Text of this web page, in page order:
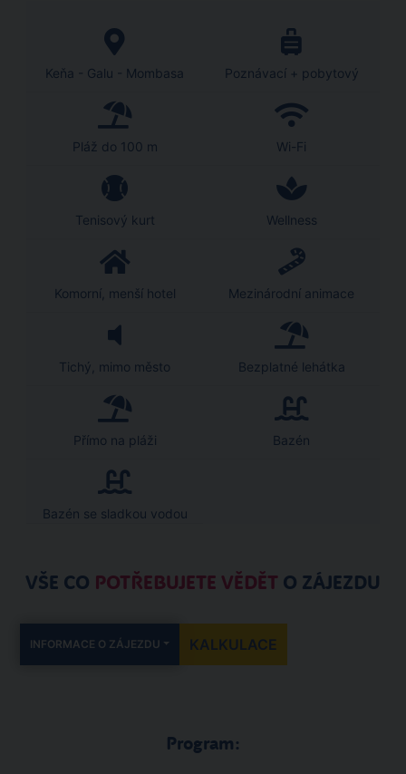
Keňa - Galu - Mombasa Poznávací + pobytový
Pláž do 100 m Wi-Fi
Tenisový kurt Wellness
Komorní, menší hotel Mezinárodní animace
Tichý, mimo město Bezplatné lehátka
Přímo na pláži Bazén
Bazén se sladkou vodou
VŠE CO POTŘEBUJETE VĚDĚT O ZÁJEZDU
INFORMACE O ZÁJEZDU KALKULACE
Program: